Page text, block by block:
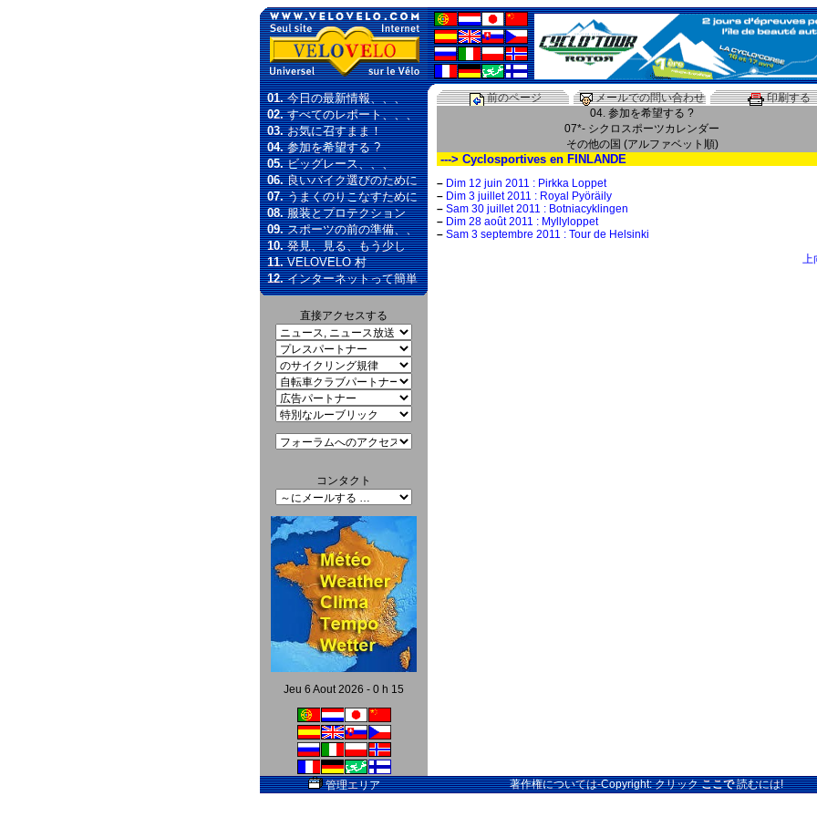
01.今日の最新情報、、、
02.すべてのレポート、、、
03.お気に召すまま！
04.参加を希望する ?
05.ビッグレース、、、
06.良いバイク選びのために
07.うまくのりこなすために
08.服装とプロテクション
09.スポーツの前の準備、、
10.発見、見る、もう少し
11.VELOVELO 村
12.インターネットって簡単
直接アクセスする
コンタクト
Jeu 6 Aout 2026 - 0 h 15
前のページ メールでの問い合わせ
印刷する
04. 参加を希望する ?
07*- シクロスポーツカレンダー
その他の国 (アルファベット順)
---> Cyclosportives en FINLANDE
– Dim 12 juin 2011 : Pirkka Loppet
– Dim 3 juillet 2011 : Royal Pyöräily
– Sam 30 juillet 2011 : Botniacyklingen
– Dim 28 août 2011 : Myllyloppet
– Sam 3 septembre 2011 : Tour de Helsinki
上
管理エリア 著作権については-Copyright: クリックここで読むには!